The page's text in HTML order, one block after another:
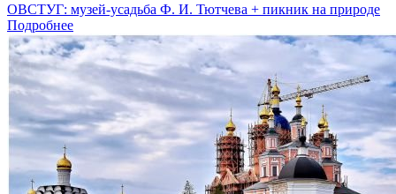
ОВСТУГ: музей-усадьба Ф. И. Тютчева + пикник на природе
Подробнее